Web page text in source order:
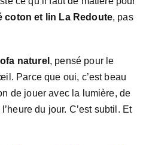
coton et lin La Redoute, pas
naturel , pensé pour le
Parce que oui, c’est beau
de jouer avec la lumière, de
du jour. C’est subtil. Et